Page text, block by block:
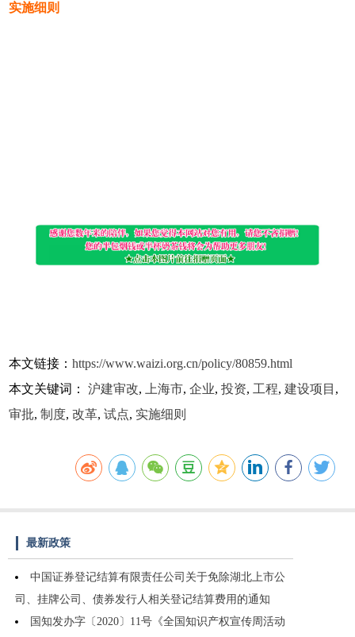
实施细则
本文链接：https://www.waizi.org.cn/policy/80859.html
本文关键词：沪建审改,上海市,企业,投资,工程,建设项目 ,
审批,制度,改革,试点, 实施细则
最新政策
中国证券登记结算有限责任公司关于免除湖北上市公
司、挂牌公司、债券发行人相关登记结算费用的通知
国知发办字〔2020〕11号《全国知识产权宣传周活动